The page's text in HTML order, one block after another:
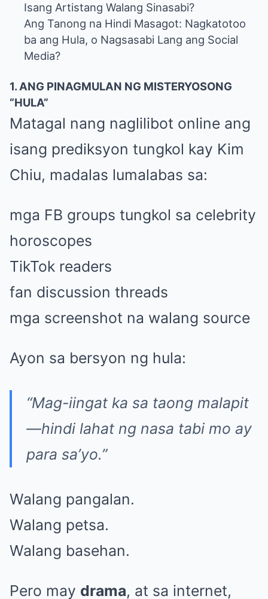
Isang Artistang Walang Sinasabi?
Ang Tanong na Hindi Masagot: Nagkatotoo
ba ang Hula, o Nagsasabi Lang ang Social
Media?
1. ANG PINAGMULAN NG MISTERYOSONG
“HULA”
Matagal nang naglilibot online ang
isang prediksyon tungkol kay Kim
Chiu, madalas lumalabas sa:
mga FB groups tungkol sa celebrity
horoscopes
TikTok readers
fan discussion threads
mga screenshot na walang source
Ayon sa bersyon ng hula:
“Mag-iingat ka sa taong malapit
—hindi lahat ng nasa tabi mo ay
para sa’yo.”
Walang pangalan.
Walang petsa.
Walang basehan.
Pero may drama, at sa internet,